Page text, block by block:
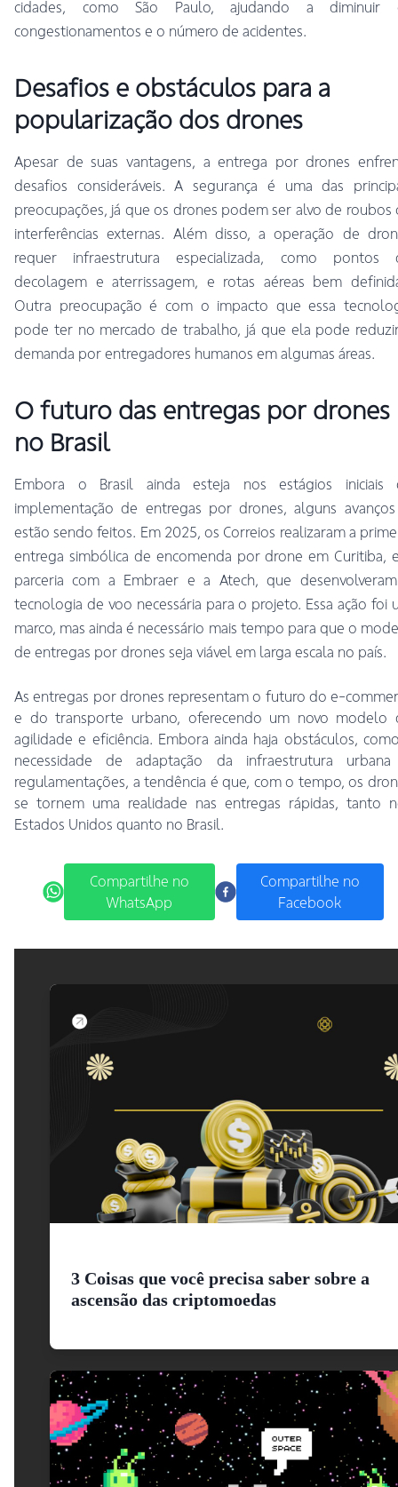
cidades, como São Paulo, ajudando a diminuir
congestionamentos e o número de acidentes.
Desafios e obstáculos para a
popularização dos drones
Apesar de suas vantagens, a entrega por drones
desafios consideráveis. A segurança é uma das
preocupações, já que os drones podem ser alvo de roubos
interferências externas. Além disso, a operação de
requer infraestrutura especializada, como pontos
decolagem e aterrissagem, e rotas aéreas bem
Outra preocupação é com o impacto que essa
pode ter no mercado de trabalho, já que ela pode
demanda por entregadores humanos em algumas áreas.
O futuro das entregas por drones
no Brasil
Embora o Brasil ainda esteja nos estágios iniciais
implementação de entregas por drones, alguns
estão sendo feitos. Em 2025, os Correios realizaram a
entrega simbólica de encomenda por drone em Curitiba,
parceria com a Embraer e a Atech, que
tecnologia de voo necessária para o projeto. Essa ação foi
marco, mas ainda é necessário mais tempo para que o
de entregas por drones seja viável em larga escala no país.
As entregas por drones representam o futuro do e-
e do transporte urbano, oferecendo um novo modelo
agilidade e eficiência. Embora ainda haja obstáculos,
necessidade de adaptação da infraestrutura
regulamentações, a tendência é que, com o tempo, os
se tornem uma realidade nas entregas rápidas, tanto
Estados Unidos quanto no Brasil.
Compartilhe no
WhatsApp
Compartilhe no
Facebook
3 Coisas que você precisa saber sobre a
ascensão das criptomoedas